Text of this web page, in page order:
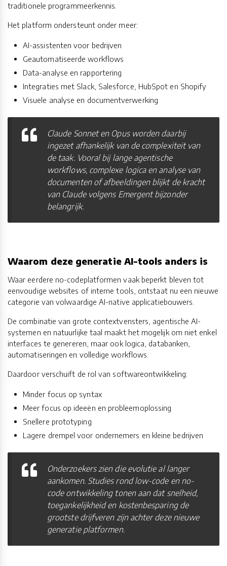
traditionele programmeerkennis.
Het platform ondersteunt onder meer:
AI-assistenten voor bedrijven
Geautomatiseerde workflows
Data-analyse en rapportering
Integraties met Slack, Salesforce, HubSpot en Shopify
Visuele analyse en documentverwerking
Claude Sonnet en Opus worden daarbij
ingezet afhankelijk van de complexiteit van
de taak. Vooral bij lange agentische
workflows, complexe logica en analyse van
documenten of afbeeldingen blijkt de kracht
van Claude volgens Emergent bijzonder
belangrijk.
Waarom deze generatie AI-tools anders is
Waar eerdere no-codeplatformen vaak beperkt bleven tot
eenvoudige websites of interne tools, ontstaat nu een nieuwe
categorie van volwaardige AI-native applicatiebouwers.
De combinatie van grote contextvensters, agentische AI-
systemen en natuurlijke taal maakt het mogelijk om niet enkel
interfaces te genereren, maar ook logica, databanken,
automatiseringen en volledige workflows.
Daardoor verschuift de rol van softwareontwikkeling:
Minder focus op syntax
Meer focus op ideeën en probleemoplossing
Snellere prototyping
Lagere drempel voor ondernemers en kleine bedrijven
Onderzoekers zien die evolutie al langer
aankomen. Studies rond low-code en no-
code ontwikkeling tonen aan dat snelheid,
toegankelijkheid en kostenbesparing de
grootste drijfveren zijn achter deze nieuwe
generatie platformen.